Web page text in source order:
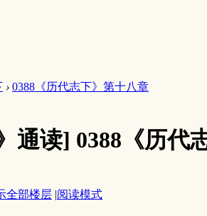
› 0388《历代志下》第十八章
通读] 0388《历代
全部楼层 |阅读模式